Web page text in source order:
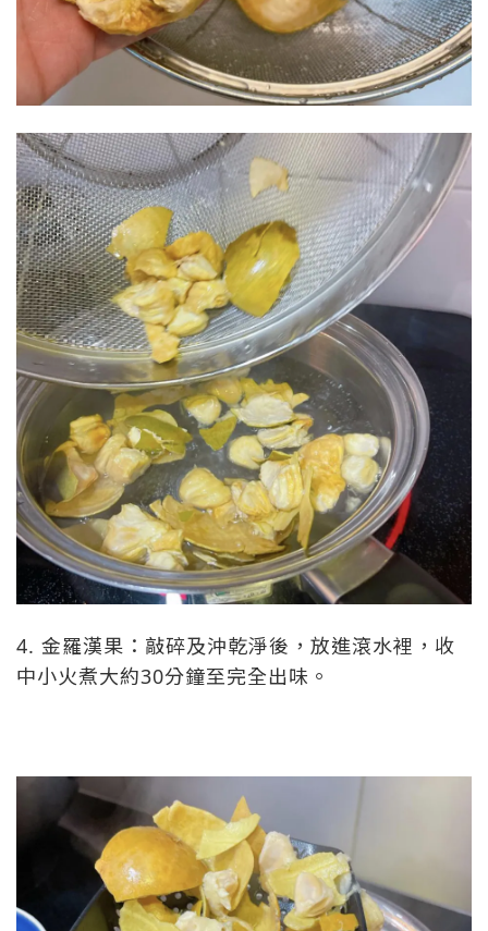
4. 金羅漢果：敲碎及沖乾淨後，放進滾水裡，收
中小火煮大約30分鐘至完全出味。